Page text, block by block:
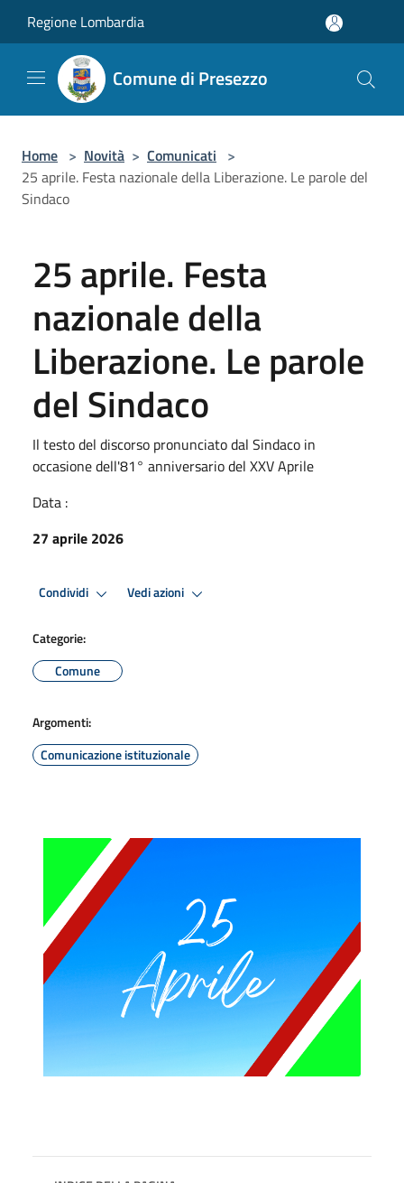
Regione Lombardia
Comune di Presezzo
Home > Novità > Comunicati >
25 aprile. Festa nazionale della Liberazione. Le parole del
Sindaco
25 aprile. Festa
nazionale della
Liberazione. Le parole
del Sindaco
Il testo del discorso pronunciato dal Sindaco in
occasione dell'81° anniversario del XXV Aprile
Data :
27 aprile 2026
Condividi Vedi azioni
Categorie:
Comune
Argomenti:
Comunicazione istituzionale